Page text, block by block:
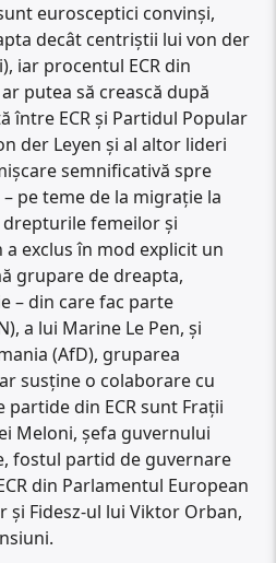
eurosceptici convinși,
decât centriștii lui von der
iar procentul ECR din
putea să crească după
între ECR și Partidul Popular
der Leyen și al altor lideri
semnificativă spre
pe teme de la migrație la
femeilor și
a exclus în mod explicit un
grupare de dreapta,
– din care fac parte
a lui Marine Le Pen, și
(AfD), gruparea
susține o colaborare cu
partide din ECR sunt Frații
Meloni, șefa guvernului
fostul partid de guvernare
din Parlamentul European
și Fidesz-ul lui Viktor Orban,